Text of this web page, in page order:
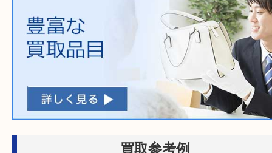
出張買取
ご自宅にお伺いし
その場で無料査定